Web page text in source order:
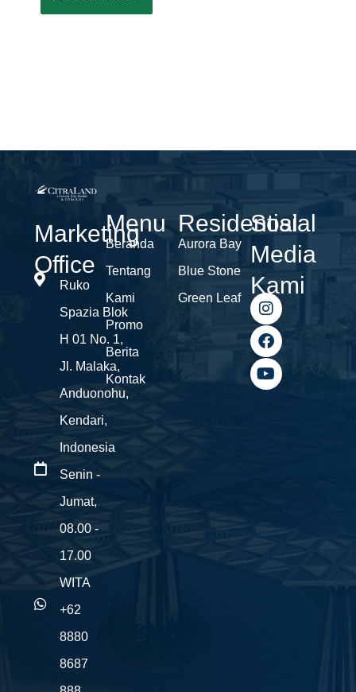
Marketing
Office
Ruko
Spazia Blok
H 01 No. 1,
Jl. Malaka,
Anduonohu,
Kendari,
Indonesia
Senin -
Jumat,
08.00 -
17.00
WITA
+62
8880
8687
Menu
Beranda
Tentang
Kami
Promo
Berita
Kontak
Residential
Aurora Bay
Blue Stone
Green Leaf
Sosial
Media
Kami
I
n
s
t
a
g
r
F
a
c
e
b
o
o
Y
o
u
t
u
b
e